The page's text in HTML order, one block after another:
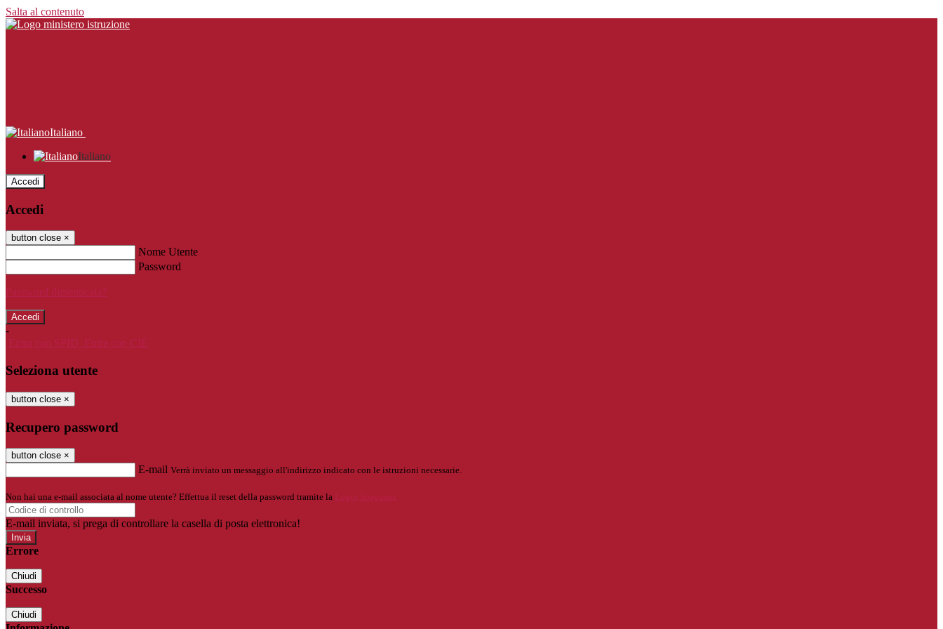
Salta al contenuto
Italiano
Italiano
Accedi
Accedi
button close ×
Nome Utente
Password
Password dimenticata?
-
Entra con SPID
Entra con CIE
Seleziona utente
button close ×
Recupero password
button close ×
E-mail Verrà inviato un messaggio all'indirizzo indicato con le istruzioni necessarie.
Non hai una e-mail associata al nome utente? Effettua il reset della password tramite la Login Spaggiari
E-mail inviata, si prega di controllare la casella di posta elettronica!
Errore
Chiudi
Successo
Chiudi